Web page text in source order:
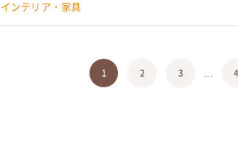
インテリア・家具
1 2 3 ... 4